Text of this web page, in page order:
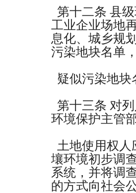
第十二条 县
工业企业场地
息化、城乡规
污染地块名单
疑似污染地块
第十三条 对
环境保护主管
土地使用权
壤环境初步调
系统，并将调
的方式向社会